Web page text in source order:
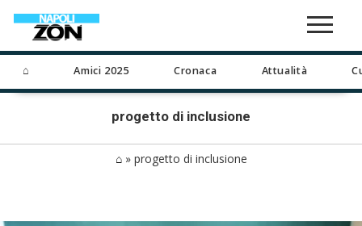
⌂ Amici 2025 Cronaca Attualità
progetto di inclusione
⌂» progetto di inclusione